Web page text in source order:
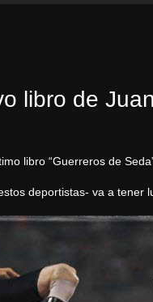
libro de
libro “Guerreros de
deportistas- va a tener